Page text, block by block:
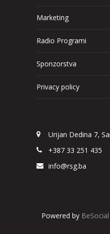
Marketing
Radio Programi
Sponzorstva
Privacy policy
Urijan Dedina 7,
+387 33 251 435
info@rsg.ba
Powered by